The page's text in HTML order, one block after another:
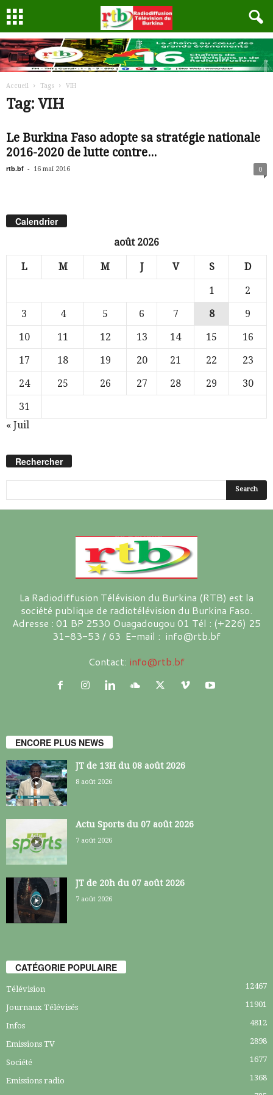
Accueil Tags VIH
Tag: VIH
Le Burkina Faso adopte sa stratégie nationale
2016-2020 de lutte contre...
rtb.bf - 16 mai 2016 0
Calendrier
août 2026
L M M J V S D
1
2
3
4 5 6 7 8
9
10
11 12 13 14 15
16
17
18 19 20 21 22
23
24
25 26 27 28 29
30
31
« Juil
Rechercher
La Radiodiffusion Télévision du Burkina (RTB) est la
société publique de radiotélévision du Burkina Faso.
Adresse : 01 BP 2530 Ouagadougou 01 Tél : (+226) 25
31-83-53 / 63 E-mail : info@rtb.bf
Contact: info@rtb.bf
ENCORE PLUS NEWS
JT de 13H du 08 août 2026
8 août 2026
Actu Sports du 07 août 2026
7 août 2026
JT de 20h du 07 août 2026
7 août 2026
CATÉGORIE POPULAIRE
Télévision 12467
Journaux Télévisés 11901
Infos 4812
Emissions TV 2898
Société 1677
Emissions radio 1368